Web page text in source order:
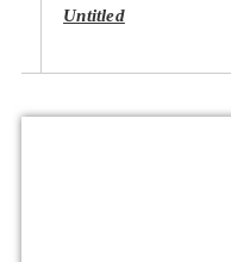
Untitled